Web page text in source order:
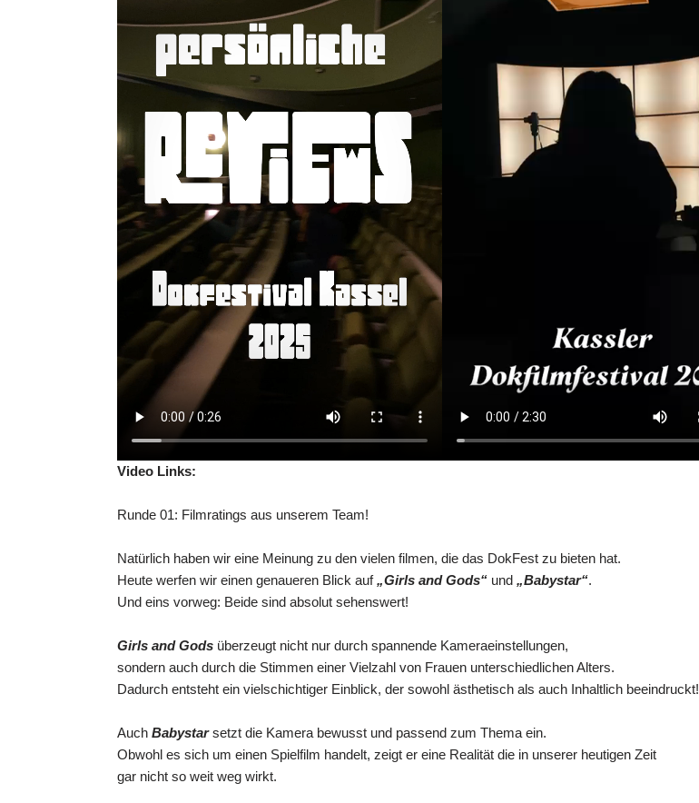
Video Links:
Runde 01: Filmratings aus unserem Team!
Natürlich haben wir eine Meinung zu den vielen filmen, die das DokFest zu bieten hat.
Heute werfen wir einen genaueren Blick auf„Girls and Gods“und „Babystar“.
Und eins vorweg: Beide sind absolut sehenswert!
Girls and Godsüberzeugt nicht nur durch spannende Kameraeinstellungen,
sondern auch durch die Stimmen einer Vielzahl von Frauen unterschiedlichen Alters.
Dadurch entsteht ein vielschichtiger Einblick, der sowohl ästhetisch als auch Inhaltlich beeindruckt!
Auch Babystarsetzt die Kamera bewusst und passend zum Thema ein.
Obwohl es sich um einen Spielfilm handelt, zeigt er eine Realität die in unserer heutigen Zeit
gar nicht so weit weg wirkt.